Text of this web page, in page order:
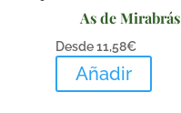
As de Mirabrás
Desde11,58€
Añadir